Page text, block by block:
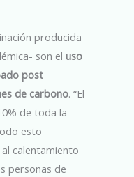
producida
son eluso
post
de carbono. “El
de toda la
esto
calentamiento
personas de